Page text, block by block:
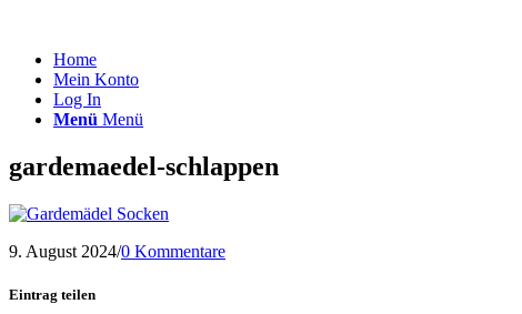
Home
Mein Konto
Log In
Menü Menü
gardemaedel-schlappen
9. August 2024/0 Kommentare
Eintrag teilen